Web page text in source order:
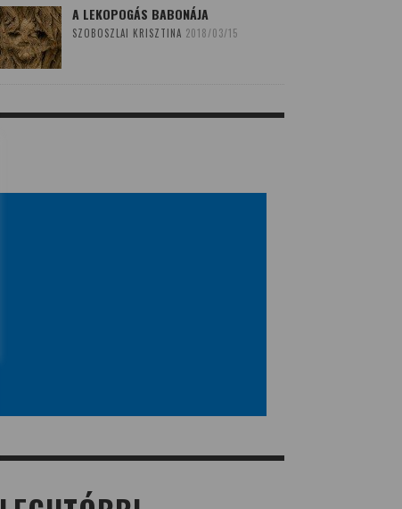
A LEKOPOGÁS BABONÁJA
SZOBOSZLAI KRISZTINA 2018/03/15